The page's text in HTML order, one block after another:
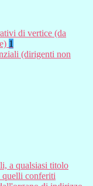
di vertice (da
1
(dirigenti non
a qualsiasi titolo
conferiti